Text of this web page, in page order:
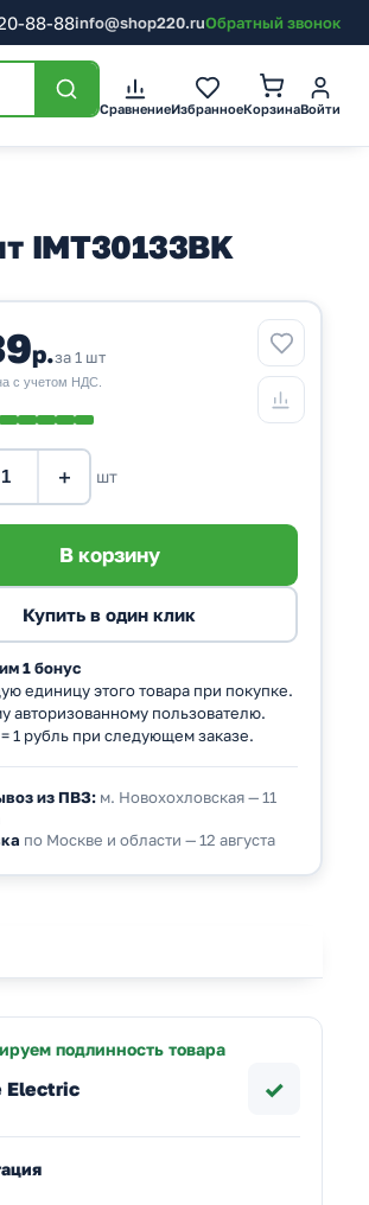
88-88info@shop220.ruОбратный звонок
СравнениеИзбранноеКорзинаВойти
IMT30133BK
р.за 1 шт
с учетом НДС.
+ шт
1 бонус
единицу этого товара при покупке.
авторизованному пользователю.
1 рубль при следующем заказе.
из ПВЗ:м. Новохохловская — 11
по Москве и области — 12 августа
подлинность товара
Electric ✓